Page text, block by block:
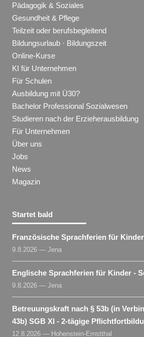
Pädagogik & Soziales
Gesundheit & Pflege
Teilzeit oder berufsbegleitend
Bildungsurlaub · Bildungszeit
Online-Kurse
KI für Unternehmen
Für Schulen
Ausbildung mit Ü30?
Bachelor Professional Sozialwesen
Studieren nach der Erzieherausbildung
Für Unternehmen
Über uns
Jobs
News
Magazin
Startet bald
Französische Sprachferien für
9.8.2026 — Jena
Englische Sprachferien für Kinder -
9.8.2026 — Jena
Betreuungskraft nach § 53b (in
43b) SGB XI - 2-tägige
12.8.2026 — Hohenstein-Ernstthal